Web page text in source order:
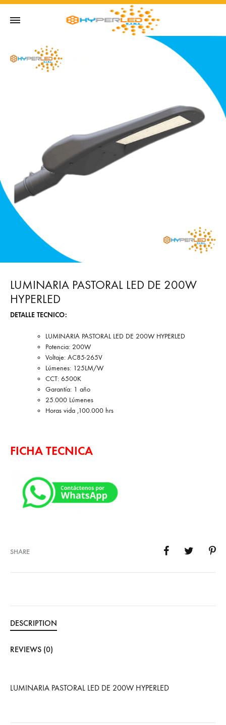
LUMINARIA PASTORAL LED DE 200W
HYPERLED
DETALLE TECNICO:
LUMINARIA PASTORAL LED DE 200W HYPERLED
Potencia: 200W
Voltaje: AC85-265V
Lúmenes: 125LM/W
CCT: 6500K
Garantía: 1 año
25.000 Lúmenes
Horas vida ,100.000 hrs
FICHA TECNICA
SHARE
DESCRIPTION
REVIEWS (0)
LUMINARIA PASTORAL LED DE 200W HYPERLED